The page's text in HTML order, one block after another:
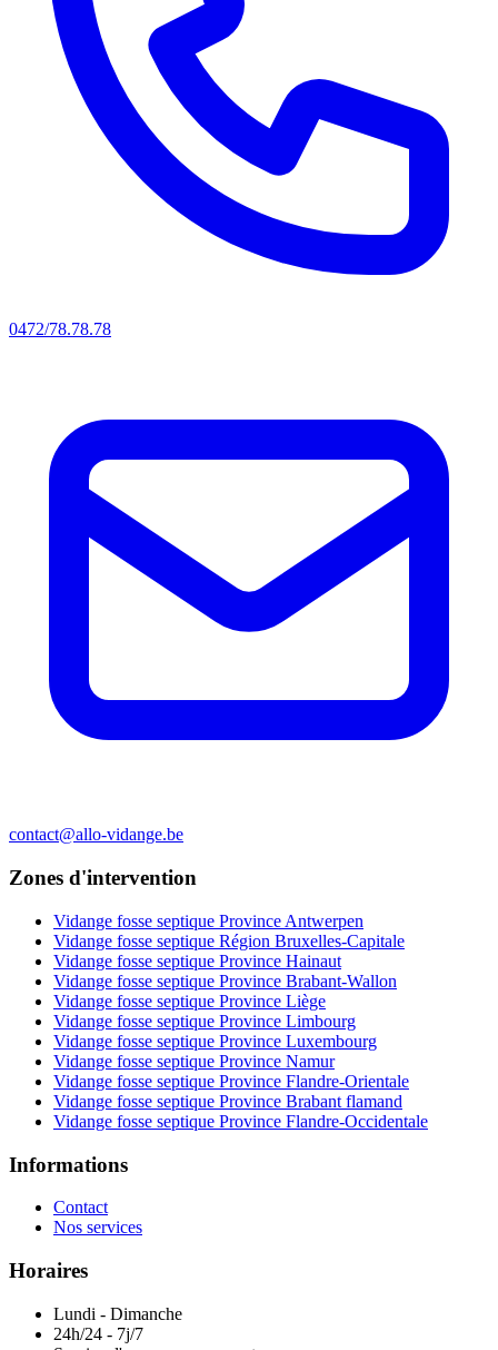
0472/78.78.78
contact@allo-vidange.be
Zones d'intervention
Vidange fosse septique Province Antwerpen
Vidange fosse septique Région Bruxelles-Capitale
Vidange fosse septique Province Hainaut
Vidange fosse septique Province Brabant-Wallon
Vidange fosse septique Province Liège
Vidange fosse septique Province Limbourg
Vidange fosse septique Province Luxembourg
Vidange fosse septique Province Namur
Vidange fosse septique Province Flandre-Orientale
Vidange fosse septique Province Brabant flamand
Vidange fosse septique Province Flandre-Occidentale
Informations
Contact
Nos services
Horaires
Lundi - Dimanche
24h/24 - 7j/7